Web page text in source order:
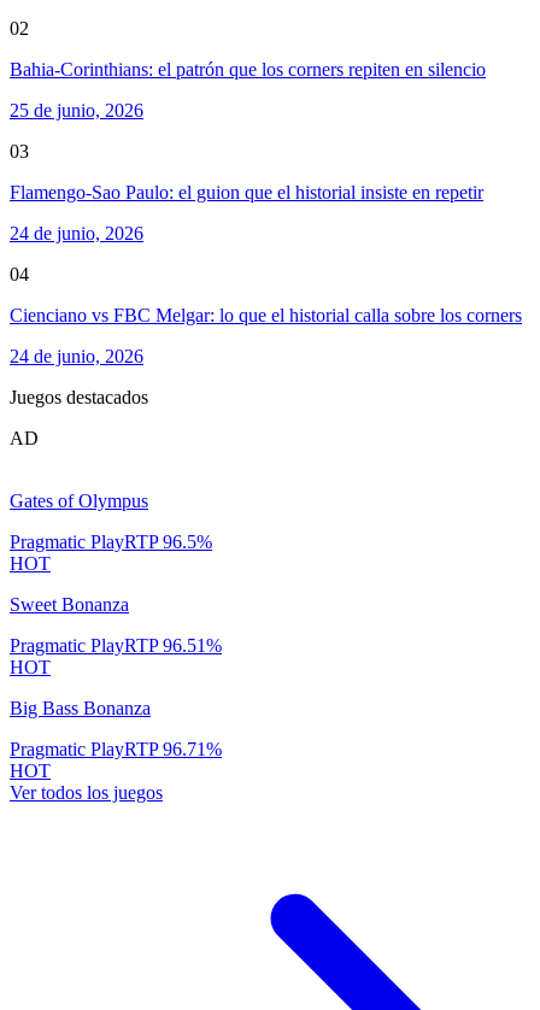
02
Bahia-Corinthians: el patrón que los corners repiten en silencio
25 de junio, 2026
03
Flamengo-Sao Paulo: el guion que el historial insiste en repetir
24 de junio, 2026
04
Cienciano vs FBC Melgar: lo que el historial calla sobre los corners
24 de junio, 2026
Juegos destacados
AD
Gates of Olympus
Pragmatic PlayRTP96.5%
HOT
Sweet Bonanza
Pragmatic PlayRTP96.51%
HOT
Big Bass Bonanza
Pragmatic PlayRTP96.71%
HOT
Ver todos los juegos